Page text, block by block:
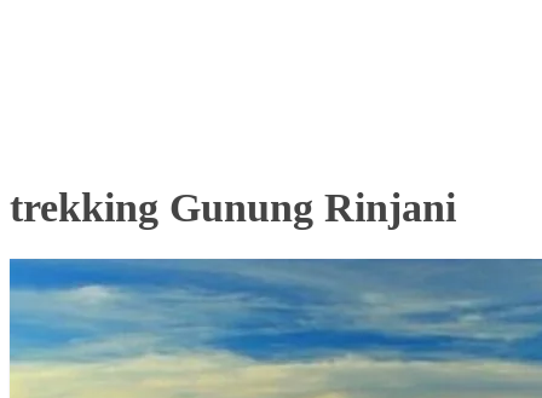
trekking Gunung Rinjani